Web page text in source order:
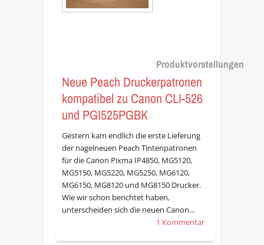
Produktvorstellungen
Neue Peach Druckerpatronen
kompatibel zu Canon CLI-526
und PGI525PGBK
Gestern kam endlich die erste Lieferung
der nagelneuen Peach Tintenpatronen
für die Canon Pixma IP4850, MG5120,
MG5150, MG5220, MG5250, MG6120,
MG6150, MG8120 und MG8150 Drucker.
Wie wir schon berichtet haben,
unterscheiden sich die neuen Canon…
1 Kommentar